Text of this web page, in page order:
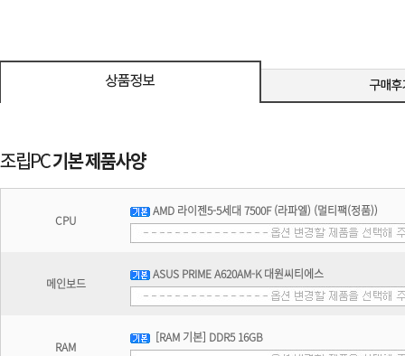
CPU
AMD 라이젠5-5세대 7500F (라파엘) (멀티팩(정품))
메인보드
ASUS PRIME A620AM-K 대원씨티에스
RAM
[RAM 기본] DDR5 16GB